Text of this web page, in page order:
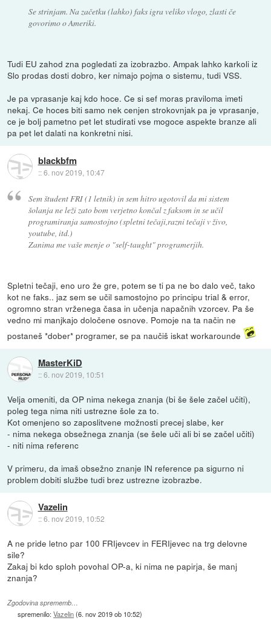
Se strinjam. Na začetku (lahko) faks igra veliko vlogo, zlasti če
govorimo o Ameriki.
Tudi EU zahod zna pogledati za izobrazbo. Ampak lahko karkoli iz
Slo prodas dosti dobro, ker nimajo pojma o sistemu, tudi VSS.
Je pa vprasanje kaj kdo hoce. Ce si sef moras praviloma imeti
nekaj. Ce hoces biti samo nek cenjen strokovnjak pa je vprasanje,
ce je bolj pametno pet let studirati vse mogoce aspekte branze ali
pa pet let dalati na konkretni nisi.
blackbfm
::6. nov 2019, 10:47
Sem študent FRI (1 letnik) in sem hitro ugotovil da mi sistem
šolanja ne leži zato bom verjetno končal z faksom in se učil
programiranja samostojno (spletni tečaji,razni tečaji v živo,
youtube, itd.)
Zanima me vaše menje o "self-taught" programerjih.
Spletni tečaji, eno uro že gre, potem se ti pa ne bo dalo več, tako
kot ne faks.. jaz sem se učil samostojno po principu trial & error,
ogromno stran vrženega časa in učenja napačnih vzorcev. Pa še
vedno mi manjkajo določene osnove. Pomoje na ta način ne
postaneš *dober* programer, se pa naučiš iskat workarounde
MasterKiD
::6. nov 2019, 10:51
Velja omeniti, da OP nima nekega znanja (bi še šele začel učiti),
poleg tega nima niti ustrezne šole za to.
Kot omenjeno so zaposlitvene možnosti precej slabe, ker
- nima nekega obsežnega znanja (se šele uči ali bi se začel učiti)
- niti nima referenc
V primeru, da imaš obsežno znanje IN reference pa sigurno ni
problem dobiti službe tudi brez ustrezne izobrazbe.
Vazelin
::6. nov 2019, 10:52
A ne pride letno par 100 FRIjevcev in FERIjevec na trg delovne
sile?
Zakaj bi kdo sploh povohal OP-a, ki nima ne papirja, še manj
znanja?
Zgodovina sprememb…
spremenilo:Vazelin(6. nov 2019 ob 10:52)